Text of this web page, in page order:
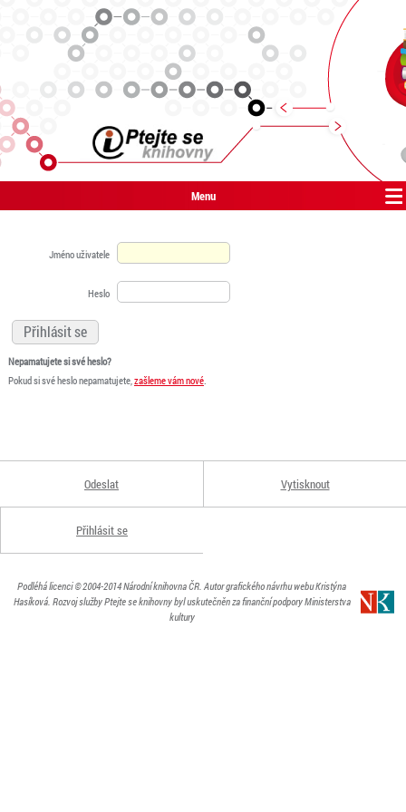
Menu
Jméno uživatele
Heslo
Nepamatujete si své heslo?
Pokud si své heslo nepamatujete,zašleme vám nové.
Odeslat Vytisknout
Přihlásit se
Podléhá licenci© 2004-2014Národní knihovna ČR. Autor grafického návrhu webu Kristýna
Hasíková. Rozvoj služby Ptejte se knihovny byl uskutečněn za finanční podpory Ministerstva
kultury